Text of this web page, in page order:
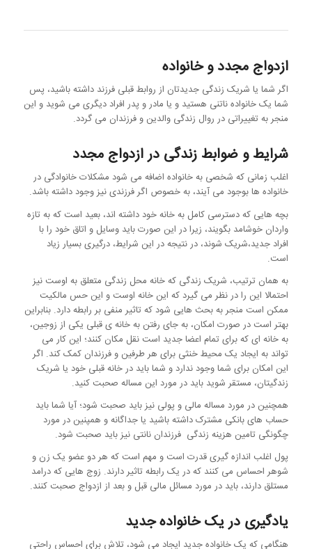
ازدواج مجدد و خانواده
اگر شما یا شریک زندگی جدیدتان از روابط قبلی فرزند داشته باشید، پس
شما یک خانواده ناتنی هستید و یا مادر و پدر افراد دیگری می شوید و این
منجر به تغییراتی در روال زندگی والدین و فرزندان می گردد.
شرایط و ضوابط زندگی در ازدواج مجدد
اغلب زمانی که شخصی به خانواده اضافه می شود مشکلات خانوادگی در
خانواده ها بوجود می آیند، به خصوص اگر فرزندی نیز وجود داشته باشد.
بچه هایی که دسترسی کامل به خانه خود داشته اند، بعید است که به تازه
واردان خوشامد بگویند، زیرا در این صورت باید وسایل و اتاق خود را با
افراد جدید،شریک شوند، در نتیجه در این شرایط، درگیری بسیار زیاد
است.
به همان ترتیب، شریک زندگی که خانه محل زندگی متعلق به اوست نیز
احتمالا این را در نظر می گیرد که این خانه اوست و این حس مالکیت
ممکن است منجر به بحث هایی شود که تاثیر منفی بر رابطه دارد. بنابراین
بهتر است در صورت امکان، به جای رفتن به خانه ی قبلی یکی از زوجین،
به خانه ای که برای تمام اعضا جدید است نقل مکان کنند؛ این کار می
تواند به ایجاد یک محیط خنثی برای هر طرفین و فرزندان کمک کند. اگر
این امکان برای شما وجود ندارد و شما باید در خانه قبلی خود یا شریک
زندگیتان، مستقر شوید باید در مورد این مساله صحبت کنید.
همچنین در مورد مساله مالی و پولی نیز باید صحبت شود؛ آیا شما باید
حساب های بانکی مشترک داشته باشید یا جداگانه و همپنین در مورد
چگونگی تامین هزینه زندگی فرزندان نانتی نیز باید صحبت شود.
پول اغلب اندازه گیری قدرت است و مهم است که هر دو عضو یک زن و
شوهر احساس می کنند که در یک رابطه تاثیر دارند. زوج هایی که درامد
مستلق دارند، باید در مورد مسائل مالی قبل و بعد از ازدواج صحبت کنند.
یادگیری در یک خانواده جدید
هنگامی که یک خانواده جدید ایجاد می شود، تلاش برای احساس راحتی